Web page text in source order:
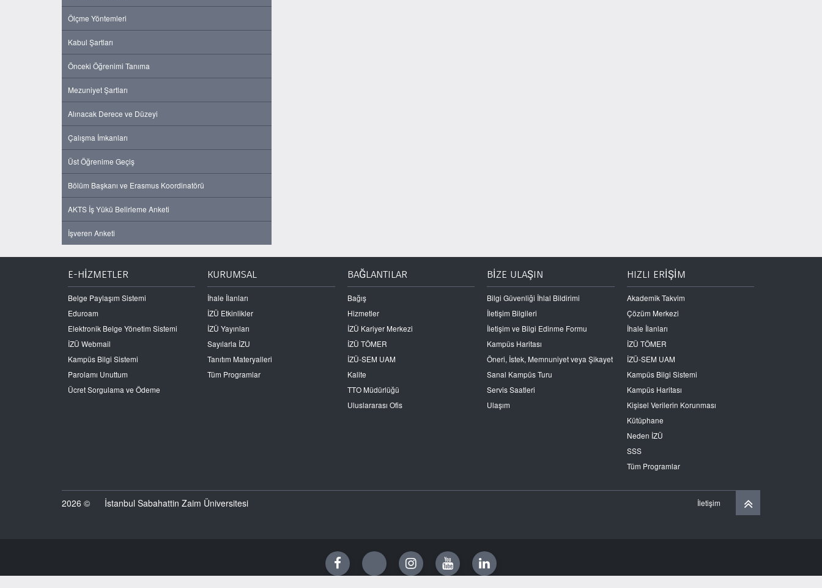
Ölçme Yöntemleri
Kabul Şartları
Önceki Öğrenimi Tanıma
Mezuniyet Şartları
Alınacak Derece ve Düzeyi
Çalışma İmkanları
Üst Öğrenime Geçiş
Bölüm Başkanı ve Erasmus Koordinatörü
AKTS İş Yükü Belirleme Anketi
İşveren Anketi
E-HİZMETLER
Belge Paylaşım Sistemi
Eduroam
Elektronik Belge Yönetim Sistemi
İZÜ Webmail
Kampüs Bilgi Sistemi
Parolamı Unuttum
Ücret Sorgulama ve Ödeme
KURUMSAL
İhale İlanları
İZÜ Etkinlikler
İZÜ Yayınları
Sayılarla İZU
Tanıtım Materyalleri
Tüm Programlar
BAĞLANTILAR
Bağış
Hizmetler
İZÜ Kariyer Merkezi
İZÜ TÖMER
İZÜ-SEM UAM
Kalite
TTO Müdürlüğü
Uluslararası Ofis
BİZE ULAŞIN
Bilgi Güvenliği İhlal Bildirimi
İletişim Bilgileri
İletişim ve Bilgi Edinme Formu
Kampüs Haritası
Öneri, İstek, Memnuniyet veya Şikayet
Sanal Kampüs Turu
Servis Saatleri
Ulaşım
HIZLI ERİŞİM
Akademik Takvim
Çözüm Merkezi
İhale İlanları
İZÜ TÖMER
İZÜ-SEM UAM
Kampüs Bilgi Sistemi
Kampüs Haritası
Kişisel Verilerin Korunması
Kütüphane
Neden İZÜ
SSS
Tüm Programlar
2026 © İstanbul Sabahattin Zaim Üniversitesi İletişim